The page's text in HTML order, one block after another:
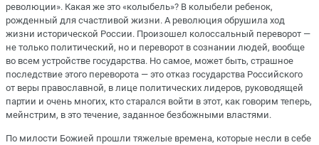
революции». Какая же это «колыбель»? В колыбели ребенок,
рожденный для счастливой жизни. А революция обрушила ход
жизни исторической России. Произошел колоссальный переворот —
не только политический, но и переворот в сознании людей, вообще
во всем устройстве государства. Но самое, может быть, страшное
последствие этого переворота — это отказ государства Российского
от веры православной, в лице политических лидеров, руководящей
партии и очень многих, кто старался войти в этот, как говорим теперь,
мейнстрим, в это течение, заданное безбожными властями.
По милости Божией прошли тяжелые времена, которые несли в себе